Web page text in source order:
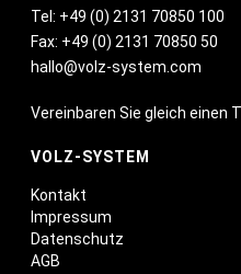
Tel: +49 (0) 2131 70850 100
Fax: +49 (0) 2131 70850 50
hallo@volz-system.com
Vereinbaren Sie gleich einen
VOLZ-SYSTEM
Kontakt
Impressum
Datenschutz
AGB